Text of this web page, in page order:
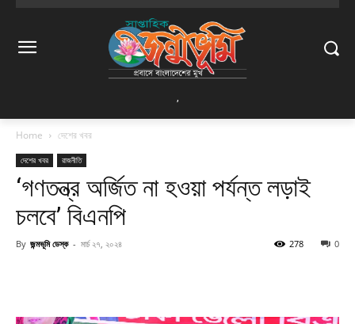
Home দেশের খবর
দেশের খবর রাজনীতি
‘গণতন্ত্র অর্জিত না হওয়া পর্যন্ত লড়াই
চলবে’ বিএনপি
By জন্মভূমি ডেস্ক - মার্চ ২৭, ২০২৪ 0
278